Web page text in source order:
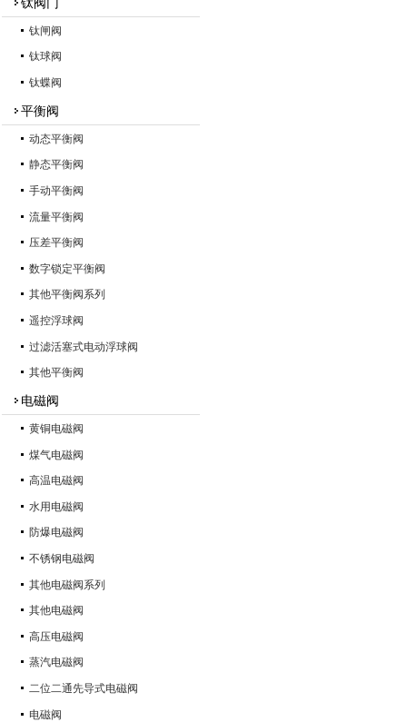
钛阀门
钛闸阀
钛球阀
钛蝶阀
平衡阀
动态平衡阀
静态平衡阀
手动平衡阀
流量平衡阀
压差平衡阀
数字锁定平衡阀
其他平衡阀系列
遥控浮球阀
过滤活塞式电动浮球阀
其他平衡阀
电磁阀
黄铜电磁阀
煤气电磁阀
高温电磁阀
水用电磁阀
防爆电磁阀
不锈钢电磁阀
其他电磁阀系列
其他电磁阀
高压电磁阀
蒸汽电磁阀
二位二通先导式电磁阀
电磁阀